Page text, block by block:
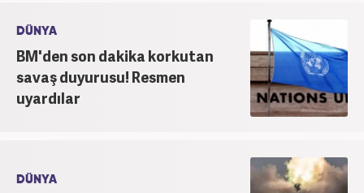
DÜNYA
BM'den son dakika korkutan
savaş duyurusu! Resmen
uyardılar
DÜNYA